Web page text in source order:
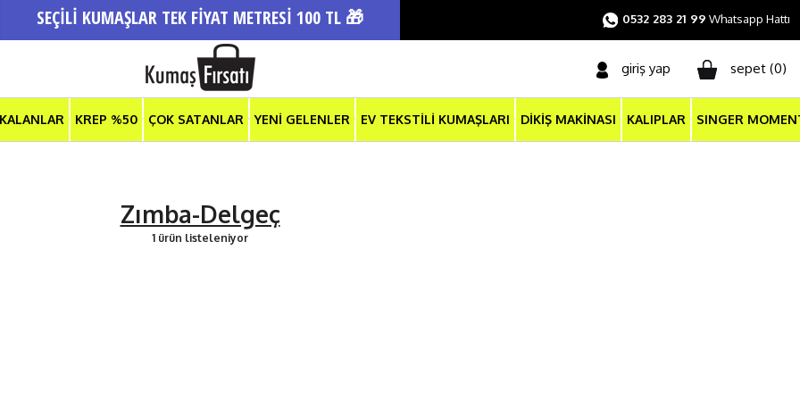
SEÇİLİ KUMAŞLAR TEK FİYAT METRESİ 100 TL 🎁 0532 283 21 99 Whatsapp Hattı
giriş yap sepet (0)
KREP %50 ÇOK SATANLAR YENİ GELENLER EV TEKSTİLİ KUMAŞLARI DİKİŞ MAKİNASI KALIPLAR SINGER
Zımba-Delgeç
1 ürün listeleniyor